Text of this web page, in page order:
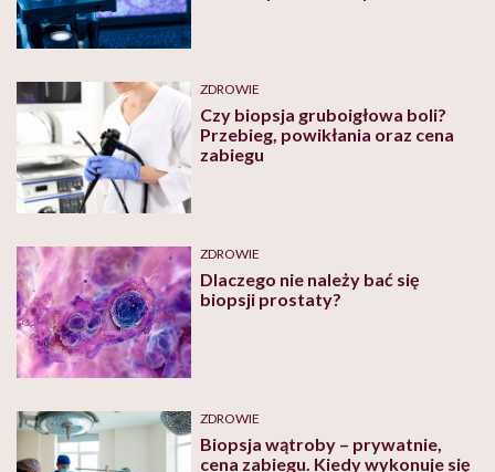
ZDROWIE
Czy biopsja gruboigłowa boli?
Przebieg, powikłania oraz cena
zabiegu
ZDROWIE
Dlaczego nie należy bać się
biopsji prostaty?
ZDROWIE
Biopsja wątroby – prywatnie,
cena zabiegu. Kiedy wykonuje się